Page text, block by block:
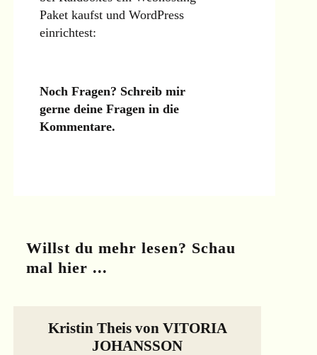
Paket kaufst und WordPress
einrichtest:
Noch Fragen? Schreib mir
gerne deine Fragen in die
Kommentare.
Willst du mehr lesen? Schau
mal hier ...
Kristin Theis von VITORIA
JOHANSSON